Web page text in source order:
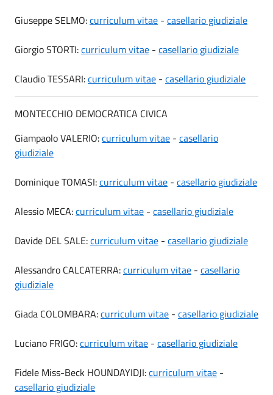
Giuseppe SELMO:curriculum vitae - casellario giudiziale
Giorgio STORTI:curriculum vitae - casellario giudiziale
Claudio TESSARI:curriculum vitae - casellario giudiziale
MONTECCHIO DEMOCRATICA CIVICA
Giampaolo VALERIO:curriculum vitae - casellario
giudiziale
Dominique TOMASI:curriculum vitae - casellario giudiziale
Alessio MECA:curriculum vitae - casellario giudiziale
Davide DEL SALE:curriculum vitae - casellario giudiziale
Alessandro CALCATERRA:curriculum vitae - casellario
giudiziale
Giada COLOMBARA:curriculum vitae - casellario giudiziale
Luciano FRIGO:curriculum vitae - casellario giudiziale
Fidele Miss-Beck HOUNDAYIDJI:curriculum vitae -
casellario giudiziale